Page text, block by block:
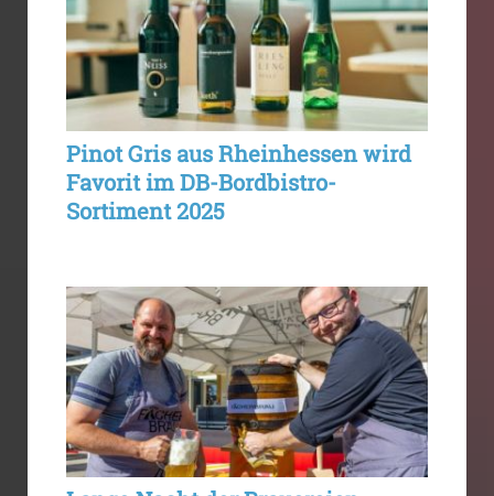
Pinot Gris aus Rheinhessen wird
Favorit im DB-Bordbistro-
Sortiment 2025